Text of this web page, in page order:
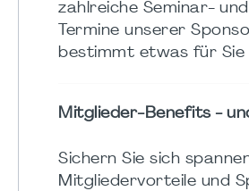
zahlreiche Seminar-
Termine unserer
bestimmt etwas für Sie
Mitglieder-Benefits -
Sichern Sie sich
Mitgliedervorteile und